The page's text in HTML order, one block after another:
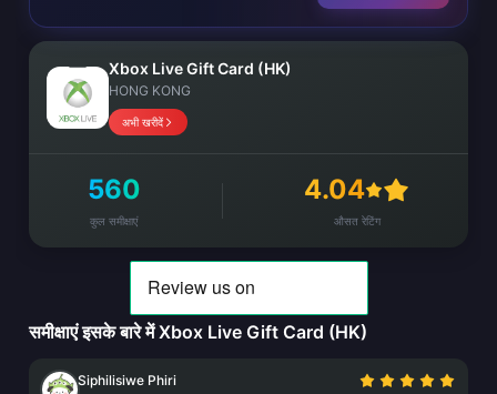
Xbox Live Gift Card (HK)
HONG KONG
अभी खरीदें
560
कुल समीक्षाएं
4.04
औसत रेटिंग
समीक्षाएं इसके बारे में Xbox Live Gift Card (HK)
Siphilisiwe Phiri